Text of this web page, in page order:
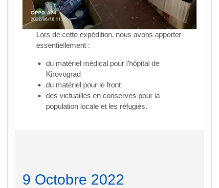
Lors de cette expédition, nous avons apporter
essentiellement :
du matériel médical pour l’hôpital de
Kirovograd
du matériel pour le front
des victuailles en conserves pour la
population locale et les réfugiés.
9 Octobre 2022